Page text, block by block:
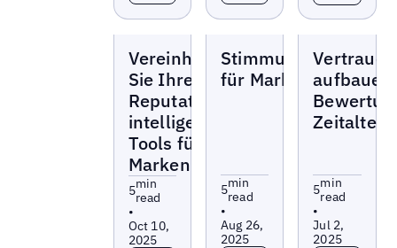
Vereinheitlichen
Sie Ihre Online-
Reputation mit
intelligenten
Tools für
Marken
5min
read
•
Oct 10,
2025
Stimmungsanalyse
für Marketer
5min
read
•
Aug 26,
2025
Zeitalter
5min
read
•
Jul 2,
2025